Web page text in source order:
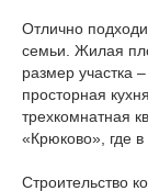
Отлично
семьи. Жилая
размер участка
просторная
трехкомнатная
«Крюково», где в
Строительство